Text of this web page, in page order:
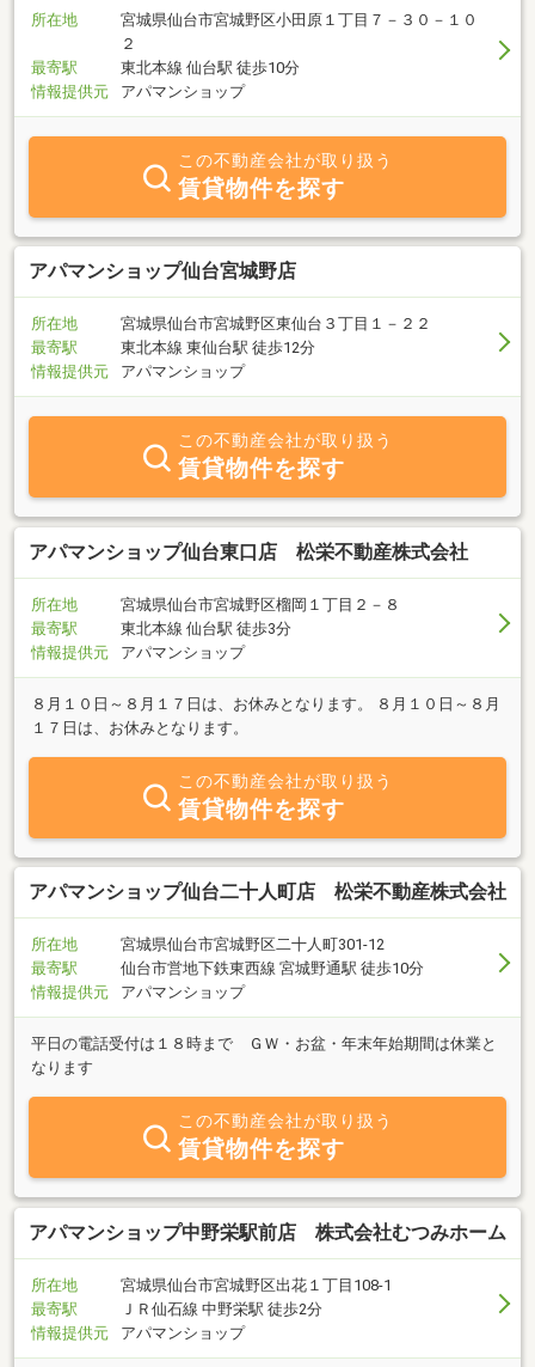
所在地
宮城県仙台市宮城野区小田原１丁目７－３０－１０
２
最寄駅
東北本線 仙台駅 徒歩10分
情報提供元
アパマンショップ
この不動産会社が取り扱う
賃貸物件を探す
アパマンショップ仙台宮城野店
所在地
宮城県仙台市宮城野区東仙台３丁目１－２２
最寄駅
東北本線 東仙台駅 徒歩12分
情報提供元
アパマンショップ
この不動産会社が取り扱う
賃貸物件を探す
アパマンショップ仙台東口店 松栄不動産株式会社
所在地
宮城県仙台市宮城野区榴岡１丁目２－８
最寄駅
東北本線 仙台駅 徒歩3分
情報提供元
アパマンショップ
８月１０日～８月１７日は、お休みとなります。 ８月１０日～８月
１７日は、お休みとなります。
この不動産会社が取り扱う
賃貸物件を探す
アパマンショップ仙台二十人町店 松栄不動産株式会社
所在地
宮城県仙台市宮城野区二十人町301-12
最寄駅
仙台市営地下鉄東西線 宮城野通駅 徒歩10分
情報提供元
アパマンショップ
平日の電話受付は１８時まで ＧＷ・お盆・年末年始期間は休業と
なります
この不動産会社が取り扱う
賃貸物件を探す
アパマンショップ中野栄駅前店 株式会社むつみホーム
所在地
宮城県仙台市宮城野区出花１丁目108-1
最寄駅
ＪＲ仙石線 中野栄駅 徒歩2分
情報提供元
アパマンショップ